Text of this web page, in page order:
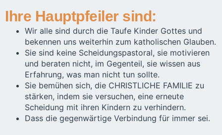
Ihre Hauptpfeiler sind:
Wir alle sind durch die Taufe Kinder Gottes und
bekennen uns weiterhin zum katholischen Glauben.
Sie sind keine Scheidungspastoral, sie motivieren
und beraten nicht, im Gegenteil, sie wissen aus
Erfahrung, was man nicht tun sollte.
Sie bemühen sich, die CHRISTLICHE FAMILIE zu
stärken, indem sie versuchen, eine erneute
Scheidung mit ihren Kindern zu verhindern.
Dass die gegenwärtige Verbindung für immer sei.